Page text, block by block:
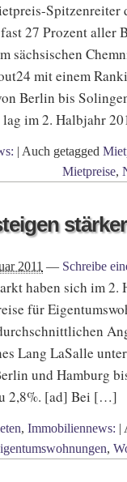
Spitzenreiter
27 Prozent aller
sächsischen
mit einem
Berlin bis
lag im 2. Halbjahr
| Auch getagged
Mietpreise,
2011 — Schreibe
haben sich im 2.
für
Lang LaSalle
und Hamburg
2,8%. [ad] Bei […]
, Immobiliennews: |
,